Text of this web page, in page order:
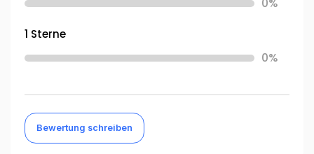
1 Sterne
0%
Bewertung schreiben